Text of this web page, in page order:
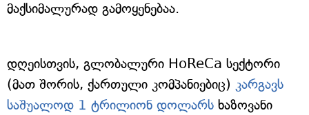
მაქსიმალურად გამოყენებაა.
დღეისთვის, გლობალური HoReCa სექტორი
(მათ შორის, ქართული კომპანიებიც) კარგავს
საშუალოდ 1 ტრილიონ დოლარს ხაზოვანი